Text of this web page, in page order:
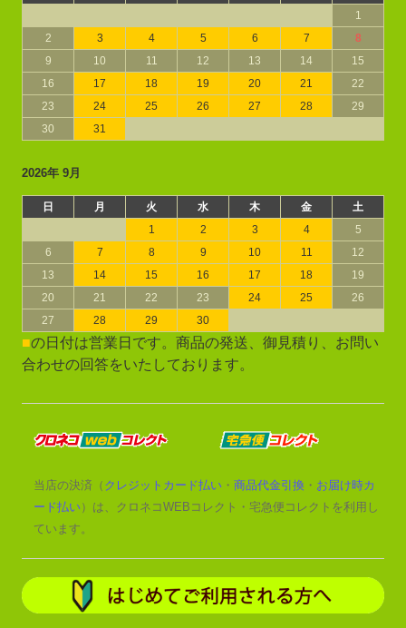
1
2
3 4 5 6 7
8
9
10 11 12 13 14
15
16
17 18 19 20 21
22
23
24 25 26 27 28
29
30
31
2026年 9月
日 月 火 水 木 金
土
1
2 3 4
5
6
7 8 9 10 11
12
13
14 15 16 17 18
19
20
21 22 23 24 25
26
27
28 29 30
■の日付は営業日です。商品の発送、御見積り、お問い
合わせの回答をいたしております。
当店の決済（ クレジットカード払い ・ 商品代金引換 ・ お届け時カ
ード払い）は、クロネコWEBコレクト・宅急便コレクトを利用し
ています。